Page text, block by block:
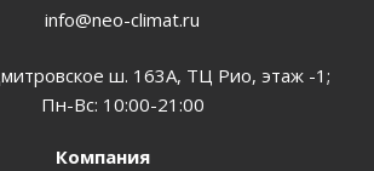
info@neo-climat.ru
ш. 163А, ТЦ Рио, этаж -1;
Пн-Вс: 10:00-21:00
Компания